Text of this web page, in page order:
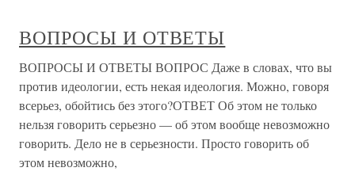
ВОПРОСЫ И ОТВЕТЫ
ВОПРОСЫ И ОТВЕТЫ ВОПРОС Даже в словах, что вы
против идеологии, есть некая идеология. Можно, говоря
всерьез, обойтись без этого?ОТВЕТ Об этом не только
нельзя говорить серьезно — об этом вообще невозможно
говорить. Дело не в серьезности. Просто говорить об
этом невозможно,